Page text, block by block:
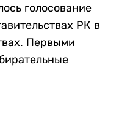
голосование
РК в
Первыми